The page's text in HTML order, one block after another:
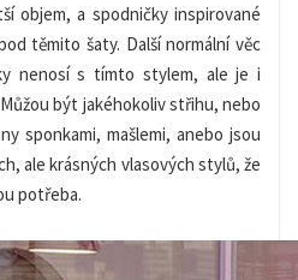
objem, a spodničky inspirované
těmito šaty. Další normální věc
nenosí s tímto stylem, ale je i
být jakéhokoliv střihu, nebo
sponkami, mašlemi, anebo jsou
ale krásných vlasových stylů, že
potřeba.